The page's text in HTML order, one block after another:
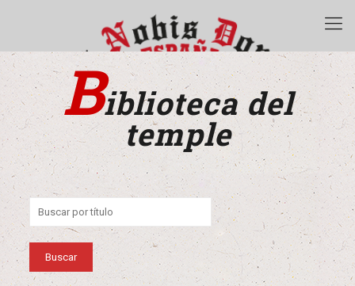
Biblioteca del
temple